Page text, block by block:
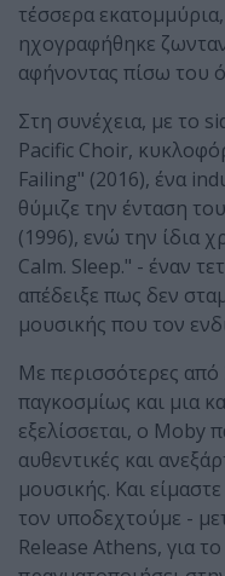
τέσσερα
ηχογραφήθηκε
αφήνοντας πίσω του
Στη συνέχεια, με το
Pacific Choir,
Failing" (2016), ένα
θύμιζε την ένταση
(1996), ενώ την ίδια
Calm. Sleep." - έναν
απέδειξε πως δεν
μουσικής που τον
Με περισσότερες
παγκοσμίως και μια
εξελίσσεται, ο Moby
αυθεντικές και
μουσικής. Και
τον υποδεχτούμε -
Release Athens, για